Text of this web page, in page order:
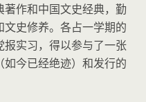
作和中国文史经典，勤
史修养。各占一学期的
实习，得以参与了一张
今已经绝迹）和发行的